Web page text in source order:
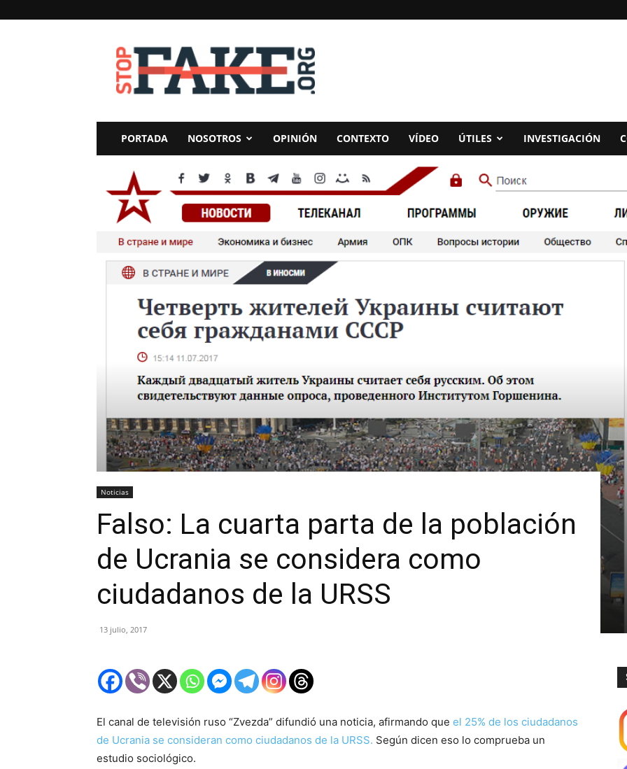
StopFake
PORTADA NOSOTROS OPINIÓN CONTEXTO VÍDEO ÚTILES INVESTIGACIÓN
Noticias
Falso: La cuarta parta de la población
de Ucrania se considera como
ciudadanos de la URSS
13 julio, 2017
El canal de televisión ruso “Zvezda” difundió una noticia, afirmando que el 25% de los ciudadanos
de Ucrania se consideran como ciudadanos de la URSS. Según dicen eso lo comprueba un
estudio sociológico.